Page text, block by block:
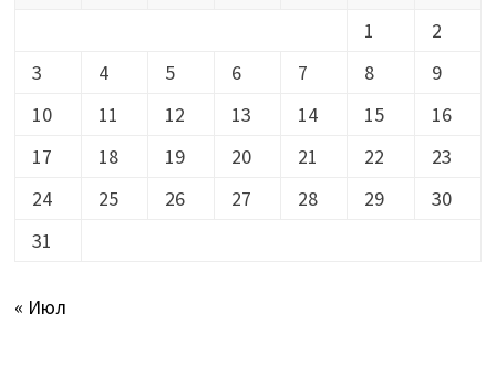
1
2
3
4 5 6 7 8
9
10
11 12 13 14 15
16
17
18 19 20 21 22
23
24
25 26 27 28 29
30
31
« Июл